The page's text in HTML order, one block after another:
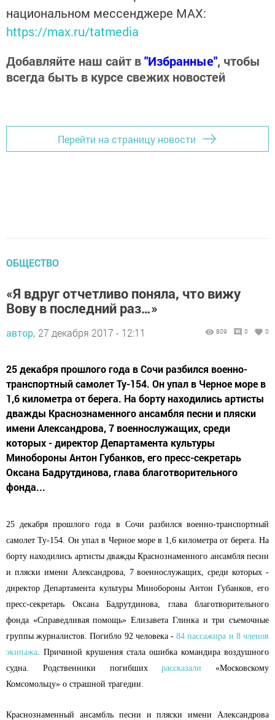
национальном мессенджере MАХ:
https://max.ru/tatmedia
Добавляйте наш сайт в"Избранные", чтобы
всегда быть в курсе свежих новостей
Перейти на страницу новости
ОБЩЕСТВО
«Я вдруг отчетливо поняла, что вижу
Вову в последний раз…»
автор, 27 декабря 2017 - 12:11 809 0 0
25 декабря прошлого года в Сочи разбился военно-
транспортный самолет Ту-154. Он упал в Черное море в
1,6 километра от берега. На борту находились артисты
дважды Краснознаменного ансамбля песни и пляски
имени Александрова, 7 военнослужащих, среди
которых - директор Департамента культуры
Минобороны Антон Губанков, его пресс-секретарь
Оксана Бадрутдинова, глава благотворительного
фонда...
25 декабря прошлого года в Сочи разбился военно-транспортный
самолет Ту-154. Он упал в Черное море в 1,6 километра от берега. На
борту находились артисты дважды Краснознаменного ансамбля песни
и пляски имени Александрова, 7 военнослужащих, среди которых -
директор Департамента культуры Минобороны Антон Губанков, его
пресс-секретарь Оксана Бадрутдинова, глава благотворительного
фонда «Справедливая помощь» Елизавета Глинка и три съемочные
группы журналистов. Погибло 92 человека -84 пассажира и 8 членов
экипажа. Причиной крушения стала ошибка командира воздушного
судна. Родственники погибшихрассказали «Московскому
Комсомольцу» о страшной трагедии.
Краснознаменный ансамбль песни и пляски имени Александрова